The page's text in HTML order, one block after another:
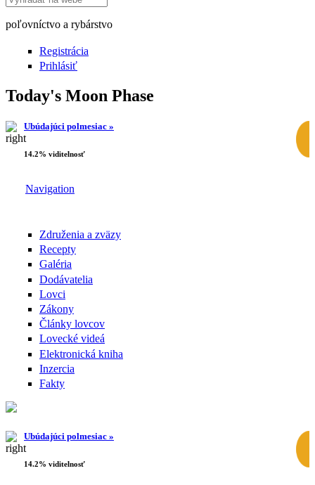
poľovníctvo a rybárstvo
Registrácia
Prihlásiť
Today's Moon Phase
Ubúdajúci polmesiac »
14.2% viditelnosť
Navigation
Združenia a zväzy
Recepty
Galéria
Dodávatelia
Lovci
Zákony
Články lovcov
Lovecké videá
Elektronická kniha
Inzercia
Fakty
Ubúdajúci polmesiac »
14.2% viditelnosť